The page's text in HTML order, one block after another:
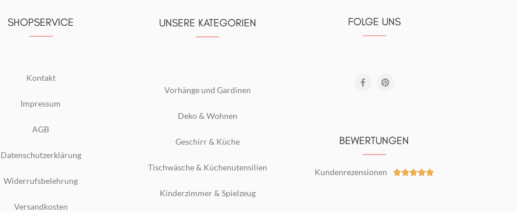
SHOPSERVICE
Kontakt
Impressum
AGB
Datenschutzerklärung
Widerrufsbelehrung
Versandkosten
UNSERE KATEGORIEN
Vorhänge und Gardinen
Deko & Wohnen
Geschirr & Küche
Tischwäsche & Küchenutensilien
Kinderzimmer & Spielzeug
FOLGE UNS
BEWERTUNGEN
Kundenrezensionen 